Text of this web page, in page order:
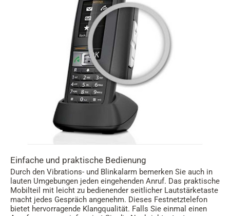
Einfache und praktische Bedienung
Durch den Vibrations- und Blinkalarm bemerken Sie auch in
lauten Umgebungen jeden eingehenden Anruf. Das praktische
Mobilteil mit leicht zu bedienender seitlicher Lautstärketaste
macht jedes Gespräch angenehm. Dieses Festnetztelefon
bietet hervorragende Klangqualität. Falls Sie einmal einen